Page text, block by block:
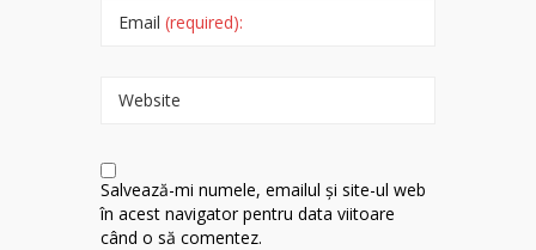
Email (required):
Website
Salvează-mi numele, emailul și site-ul web
în acest navigator pentru data viitoare
când o să comentez.